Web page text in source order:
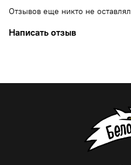
Отзывов еще никто не оставлял
Написать отзыв